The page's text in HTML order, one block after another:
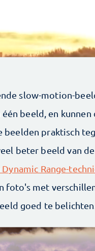
slow-motion-
beeld, en kunnen
praktisch
beter beeld van
Dynamic Range-
foto's met
goed te belichten.